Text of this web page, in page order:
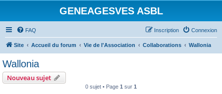
GENEAGESVES ASBL
FAQ Connexion
Inscription
Site Accueil du forum Vie de l'Association Collaborations Wallonia
Wallonia
Nouveau sujet
0 sujet • Page 1 sur 1